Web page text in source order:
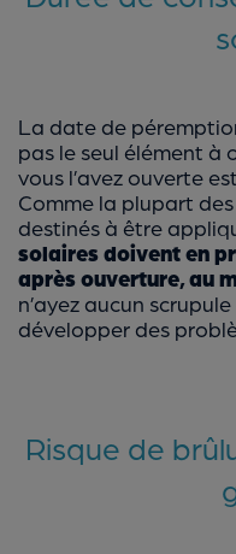
La date de
pas le seul élément à
vous l’avez ouverte
Comme la plupart
destinés à être
solaires doivent en
après ouverture, au
n’ayez aucun
développer des
Risque de